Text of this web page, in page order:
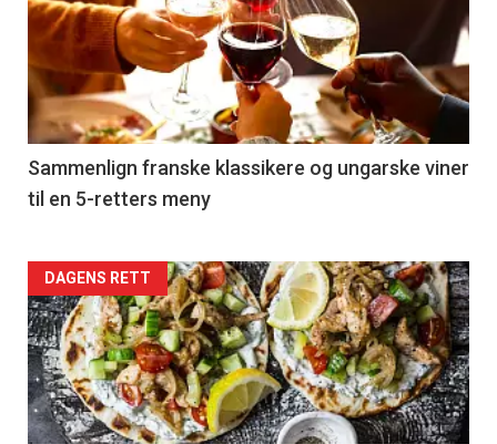
akkurat
nå
-
5
Sammenlign franske klassikere og ungarske viner
til en 5-retters meny
Forsiden
akkurat
nå
-
DAGENS RETT